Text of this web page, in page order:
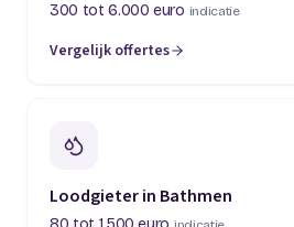
300 tot 6.000 euro indicatie
Vergelijk offertes
Loodgieter in Bathmen